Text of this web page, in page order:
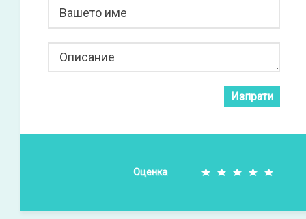
Вашето име
Описание
Изпрати
Оценка